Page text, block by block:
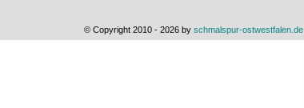
© Copyright 2010 - 2026 by schmalspur-ostwestfalen.de